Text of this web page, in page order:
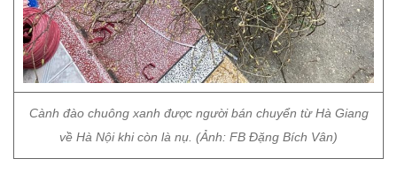
Cành đào chuông xanh được người bán chuyển từ Hà Giang
về Hà Nội khi còn là nụ. (Ảnh: FB Đặng Bích Vân)